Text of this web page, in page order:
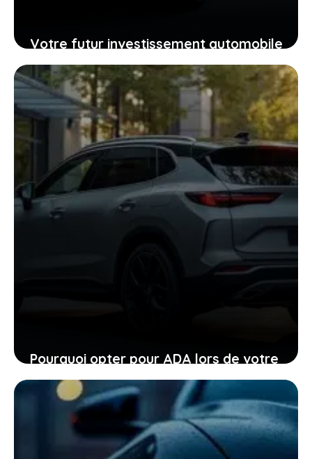
Votre futur investissement automobile
: pourquoi la GTR ou la RZ d’Ultima
supercar pourraient vous surprendre
24 janvier 2026
Pourquoi opter pour ADA lors de votre
location de voiture facilite chaque
étape
24 janvier 2026